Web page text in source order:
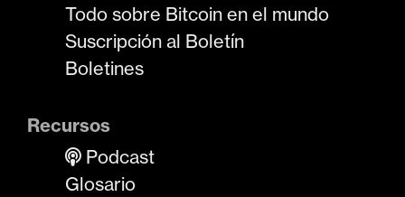
Todo sobre Bitcoin en el mundo
Suscripción al Boletín
Boletines
Recursos
Podcast
Glosario